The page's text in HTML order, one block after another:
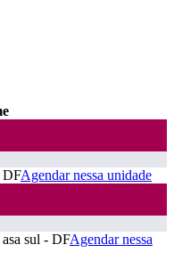
DFAgendar nessa unidade
sul - DFAgendar nessa